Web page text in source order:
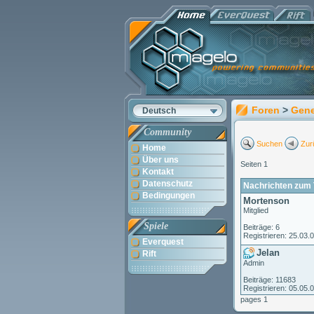
Deutsch
Community
Home
Über uns
Kontakt
Datenschutz
Bedingungen
Spiele
Everquest
Rift
Foren >
Suchen
Seiten 1
Nachrichten
Mortenson
Mitglied
Beiträge: 6
Registrieren:
Jelan
Admin
Beiträge: 11683
Registrieren:
pages 1